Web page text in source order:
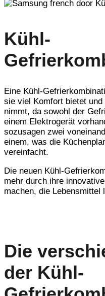
Kühl-
Eine Kühl-
sie viel Komfort bietet
nimmt, da sowohl der
einem Elektrogerät
sozusagen zwei
einem, was die
vereinfacht.
Die neuen Kühl-
mehr durch ihre
machen, die Lebensmittel
Die
der Kühl-